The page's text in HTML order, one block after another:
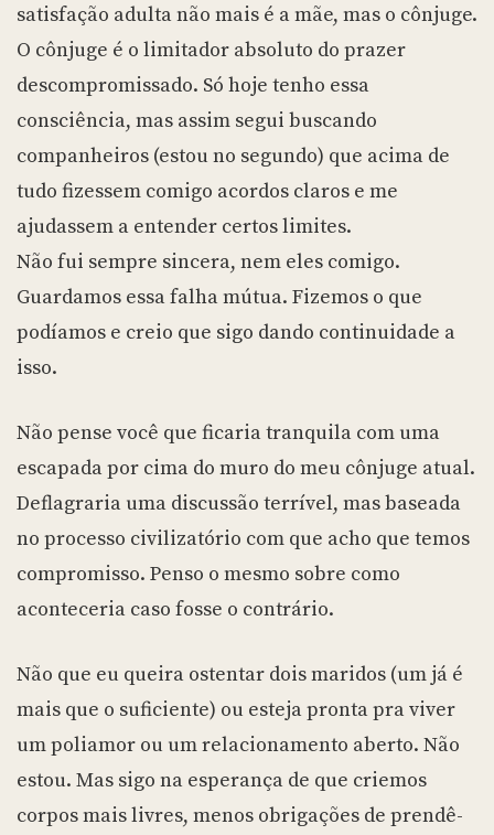
satisfação adulta não mais é a mãe, mas o cônjuge.
O cônjuge é o limitador absoluto do prazer
descompromissado. Só hoje tenho essa
consciência, mas assim segui buscando
companheiros (estou no segundo) que acima de
tudo fizessem comigo acordos claros e me
ajudassem a entender certos limites.
Não fui sempre sincera, nem eles comigo.
Guardamos essa falha mútua. Fizemos o que
podíamos e creio que sigo dando continuidade a
isso.
Não pense você que ficaria tranquila com uma
escapada por cima do muro do meu cônjuge atual.
Deflagraria uma discussão terrível, mas baseada
no processo civilizatório com que acho que temos
compromisso. Penso o mesmo sobre como
aconteceria caso fosse o contrário.
Não que eu queira ostentar dois maridos (um já é
mais que o suficiente) ou esteja pronta pra viver
um poliamor ou um relacionamento aberto. Não
estou. Mas sigo na esperança de que criemos
corpos mais livres, menos obrigações de prendê-